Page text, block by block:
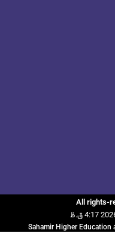
Sahamir Higher Education